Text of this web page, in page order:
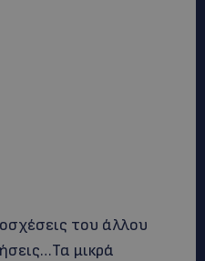
του άλλου
μικρά